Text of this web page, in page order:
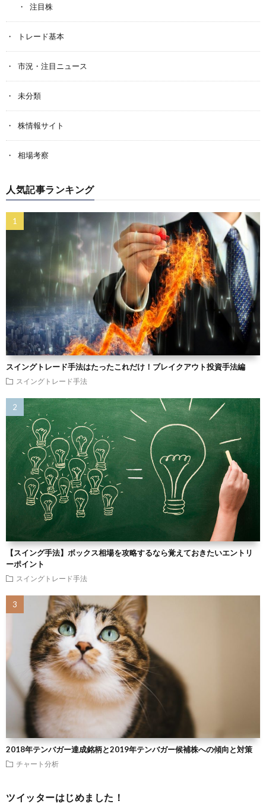
注目株
トレード基本
市況・注目ニュース
未分類
株情報サイト
相場考察
人気記事ランキング
スイングトレード手法はたったこれだけ！ブレイクアウト投資手法編
スイングトレード手法
【スイング手法】ボックス相場を攻略するなら覚えておきたいエントリ
ーポイント
スイングトレード手法
2018年テンバガー達成銘柄と2019年テンバガー候補株への傾向と対策
チャート分析
ツイッターはじめました！